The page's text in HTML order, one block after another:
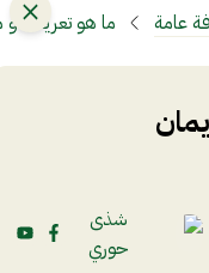
عامة ما هو تعريف أو
شذى
حوري